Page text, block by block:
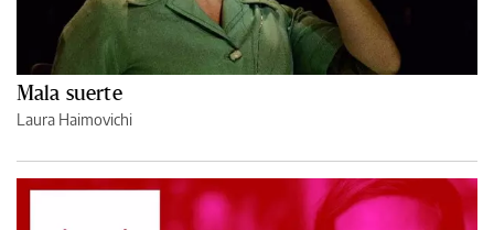
Mala suerte
Laura Haimovichi